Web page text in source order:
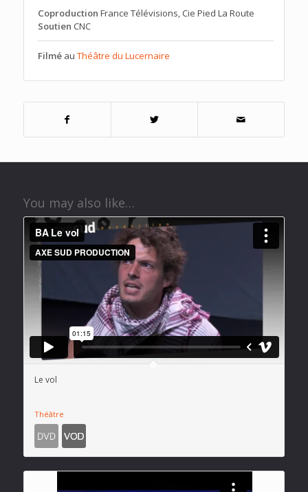
Coproduction France Télévisions, Cie Pied La Route
Soutien CNC
Filméau Théâtre du Lucernaire
You may also like…
Le vol
Théâtre